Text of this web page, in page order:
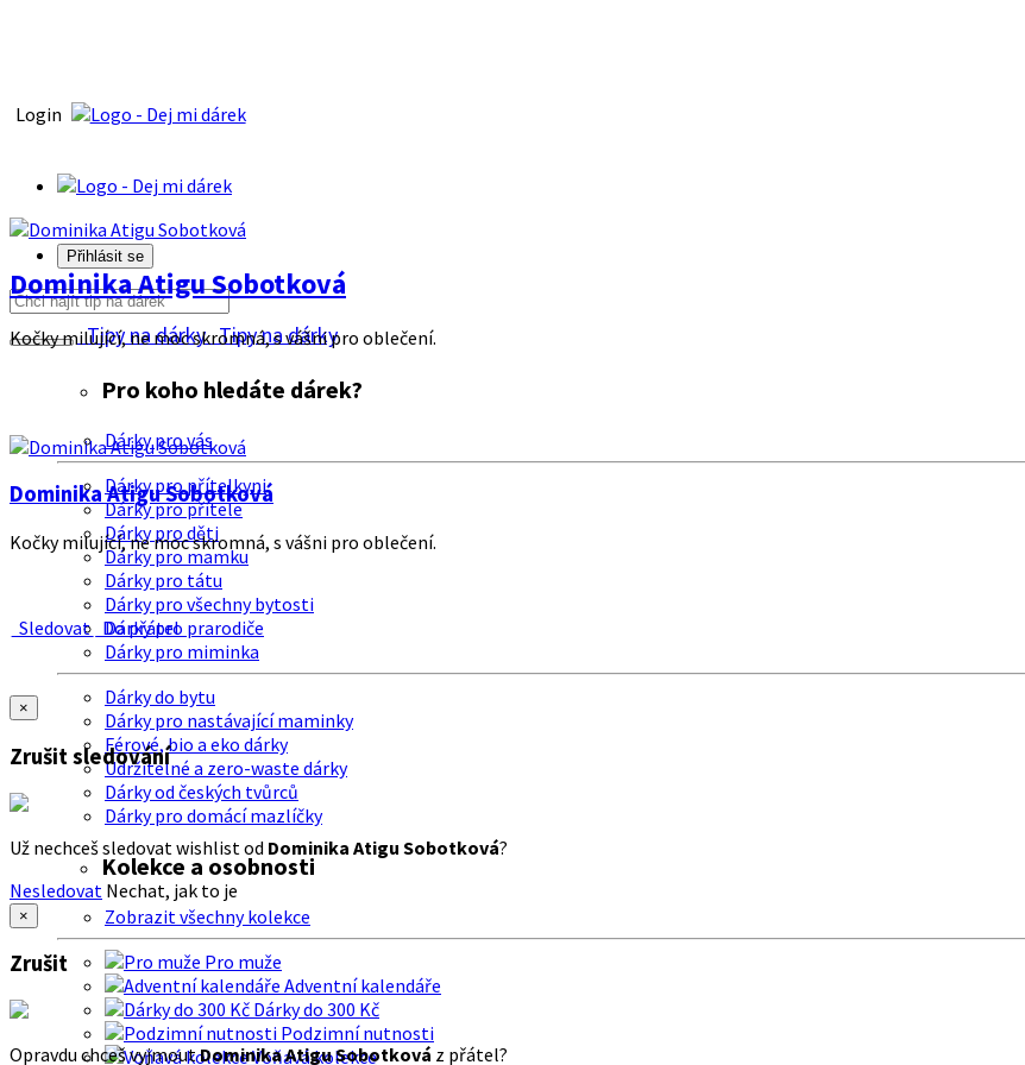
Login
Přihlásit se
Tipy na dárkyTipy na dárky
Pro koho hledáte dárek?
Dárky pro vás
Dárky pro přítelkyni
Dárky pro přítele
Dárky pro děti
Dárky pro mamku
Dárky pro tátu
Dárky pro všechny bytosti
Dárky pro prarodiče
Dárky pro miminka
Dárky do bytu
Dárky pro nastávající maminky
Férové, bio a eko dárky
Udržitelné a zero-waste dárky
Dárky od českých tvůrců
Dárky pro domácí mazlíčky
Kolekce a osobnosti
Zobrazit všechny kolekce
Pro muže
Adventní kalendáře
Dárky do 300 Kč
Podzimní nutnosti
Voňavá kolekce
Dominika Atigu Sobotková
Kočky milující, ne moc skromná, s vášni pro oblečení.
Dominika Atigu Sobotková
Kočky milující, ne moc skromná, s vášni pro oblečení.
Sledovat Do přátel
×
Zrušit sledování
Už nechceš sledovat wishlist od Dominika Atigu Sobotková?
Nesledovat Nechat, jak to je
×
Zrušit
Opravdu chceš vyjmoutDominika Atigu Sobotková z přátel?